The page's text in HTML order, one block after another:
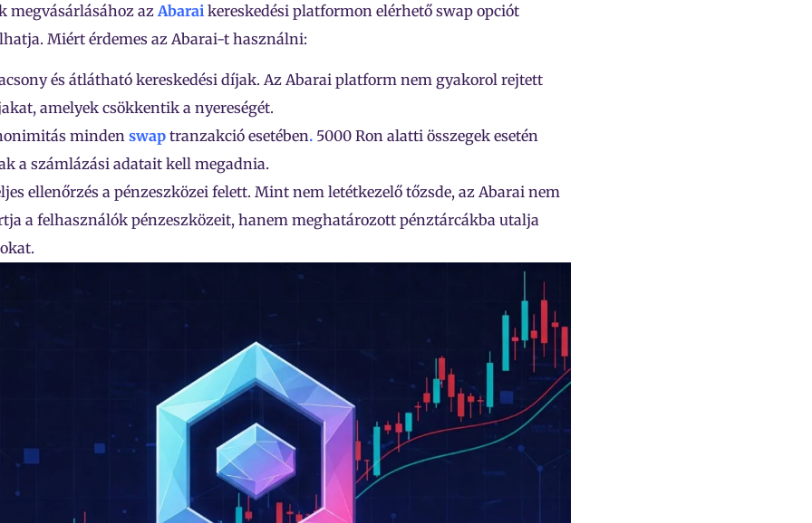
megvásárlásához azAbarai kereskedési platformon elérhető swap opciót
Miért érdemes az Abarai-t használni:
és átlátható kereskedési díjak. Az Abarai platform nem gyakorol rejtett
amelyek csökkentik a nyereségét.
minden swap tranzakció esetében. 5000 Ron alatti összegek esetén
a számlázási adatait kell megadnia.
ellenőrzés a pénzeszközei felett. Mint nem letétkezelő tőzsde, az Abarai nem
a felhasználók pénzeszközeit, hanem meghatározott pénztárcákba utalja